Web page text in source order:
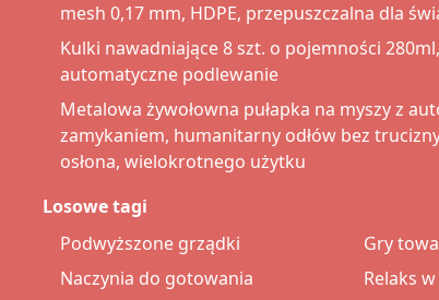
mesh 0,17 mm, HDPE, przepuszczalna dla
Kulki nawadniające 8 szt. o pojemności
automatyczne podlewanie
Metalowa żywołowna pułapka na myszy z
zamykaniem, humanitarny odłów bez
osłona, wielokrotnego użytku
Losowe tagi
Podwyższone grządki
Naczynia do gotowania
Gry
Relaks